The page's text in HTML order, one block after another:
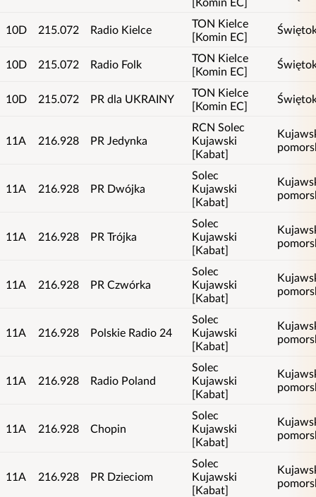
10D 215.072 Radio Kielce
TON Kielce
[Komin EC]
10D 215.072 Radio Folk
TON Kielce
[Komin EC]
10D 215.072 PR dla UKRAINY
TON Kielce
[Komin EC]
11A 216.928 PR Jedynka
RCN Solec
Kujawski
[Kabat]
11A 216.928 PR Dwójka
Solec
Kujawski
[Kabat]
11A 216.928 PR Trójka
Solec
Kujawski
[Kabat]
11A 216.928 PR Czwórka
Solec
Kujawski
[Kabat]
11A 216.928 Polskie Radio 24
Solec
Kujawski
[Kabat]
11A 216.928 Radio Poland
Solec
Kujawski
[Kabat]
11A 216.928 Chopin
Solec
Kujawski
[Kabat]
11A 216.928 PR Dzieciom
Solec
Kujawski
[Kabat]